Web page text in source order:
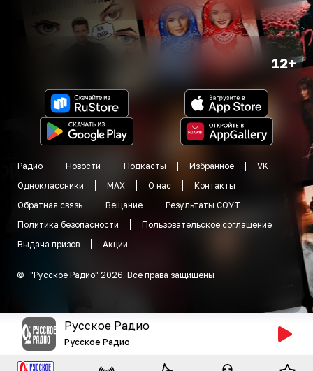
12+
Радио Новости Подкасты Избранное
VK
Одноклассники
MAX О нас
Контакты
Обратная связь
Вещание
Результаты СОУТ
Политика безопасности
Пользовательское соглашение
Выдача призов
Акции
© "Русское Радио" 2026. Все права защищены
Русское Радио
Русское Радио